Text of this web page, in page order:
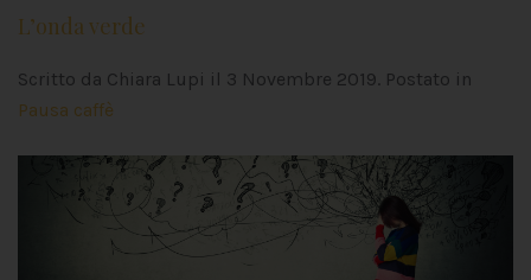
L’onda verde
Scritto da Chiara Lupi il 3 Novembre 2019. Postato in
Pausa caffè